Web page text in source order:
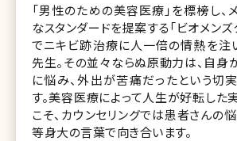
「男性のための美容医療」を標榜し、
なスタンダードを提案する「ビオメンズ
でニキビ跡治療に人一倍の情熱を注
先生。その並々ならぬ原動力は、自身
に悩み、外出が苦痛だったという切
す。美容医療によって人生が好転した
こそ、カウンセリングでは患者さんの悩
等身大の言葉で向き合います。